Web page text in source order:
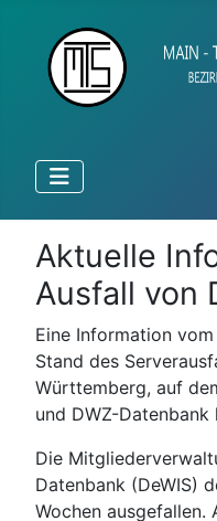
Aktuelle
Ausfall von
Eine Information
Stand des
Württemberg, auf
und DWZ-Datenbank
Die
Datenbank (DeWIS)
Wochen